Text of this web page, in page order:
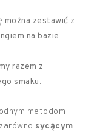
można zestawić z
na bazie
razem z
smaku.
metodom
sycącym